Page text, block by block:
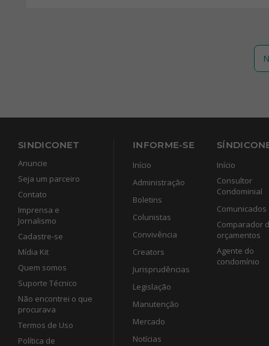
SINDICONET
Anuncie
Seja um parceiro
Contato
Imprensa e
Jornalismo
Cadastre-se
Mídia Kit
Quem somos
Suporte Técnico
Não encontrei o que
procurava
Termos de Uso
Política de
INFORME-SE
Início
Administração
Boletins
Colunistas
Convivência
Creators
Jurisprudências
Legislação
Manutenção
Mercado
Notícias
Início
Consultor
Condominial
Comunicados
Comparador
orçamentos
Agente do
condomínio